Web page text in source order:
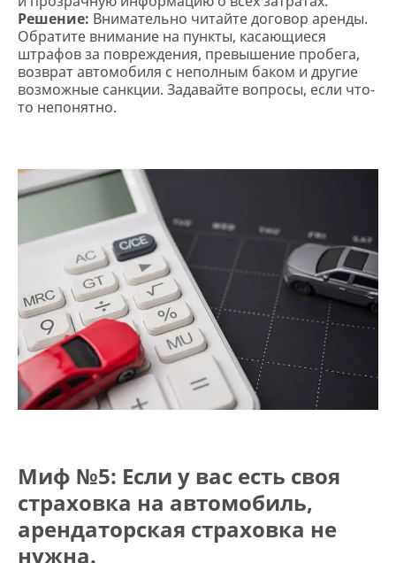
Решение: Внимательно читайте договор аренды.
Обратите внимание на пункты, касающиеся
штрафов за повреждения, превышение пробега,
возврат автомобиля с неполным баком и другие
возможные санкции. Задавайте вопросы, если что-
то непонятно.
Миф №5: Если у вас есть своя
страховка на автомобиль,
арендаторская страховка не
нужна.